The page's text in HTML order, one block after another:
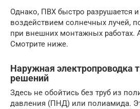
Однако, ПВХ быстро разрушается и
воздействием солнечных лучей,
при внешних монтажных работах.
Смотрите ниже.
Наружная электропроводка
решений
Здесь не обойтись без труб из
давления (ПНД) или полиамида.